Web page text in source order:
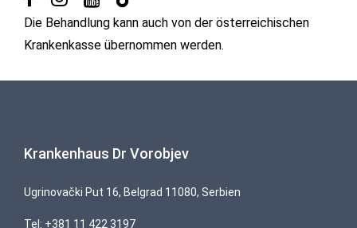
Die Behandlung kann auch von der österreichischen
Krankenkasse übernommen werden.
Krankenhaus Dr Vorobjev
Ugrinovački Put 16, Belgrad 11080, Serbien
Tel: +381 11 422 3197